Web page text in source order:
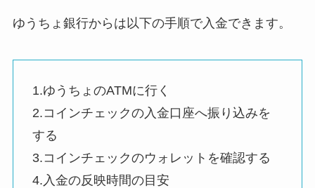
ゆうちょ銀行からは以下の手順で入金できます。
1.ゆうちょのATMに行く
2.コインチェックの入金口座へ振り込みを
する
3.コインチェックのウォレットを確認する
4.入金の反映時間の目安